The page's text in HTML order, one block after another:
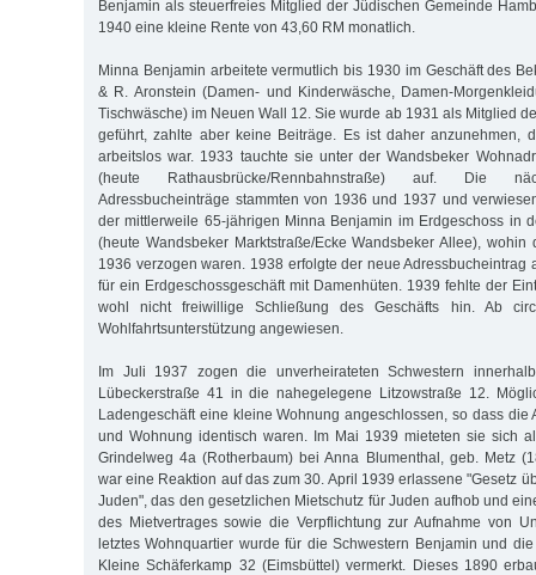
Benjamin als steuerfreies Mitglied der Jüdischen Gemeinde
1940 eine kleine Rente von 43,60 RM monatlich.
Minna Benjamin arbeitete vermutlich bis 1930 im Geschäft des
& R. Aronstein (Damen- und Kinderwäsche, Damen-
Tischwäsche) im Neuen Wall 12. Sie wurde ab 1931 als Mitglied
geführt, zahlte aber keine Beiträge. Es ist daher anzunehmen,
arbeitslos war. 1933 tauchte sie unter der Wandsbeker
(heute Rathausbrücke/Rennbahnstraße) auf. Die
Adressbucheinträge stammten von 1936 und 1937 und
der mittlerweile 65-jährigen Minna Benjamin im Erdgeschoss in
(heute Wandsbeker Marktstraße/Ecke Wandsbeker Allee),
1936 verzogen waren. 1938 erfolgte der neue Adressbucheintrag
für ein Erdgeschossgeschäft mit Damenhüten. 1939 fehlte der
wohl nicht freiwillige Schließung des Geschäfts hin. Ab
Wohlfahrtsunterstützung angewiesen.
Im Juli 1937 zogen die unverheirateten Schwestern
Lübeckerstraße 41 in die nahegelegene Litzowstraße 12.
Ladengeschäft eine kleine Wohnung angeschlossen, so dass die
und Wohnung identisch waren. Im Mai 1939 mieteten sie sich
Grindelweg 4a (Rotherbaum) bei Anna Blumenthal, geb. Metz
war eine Reaktion auf das zum 30. April 1939 erlassene "Gesetz
Juden", das den gesetzlichen Mietschutz für Juden aufhob und
des Mietvertrages sowie die Verpflichtung zur Aufnahme von
letztes Wohnquartier wurde für die Schwestern Benjamin und
Kleine Schäferkamp 32 (Eimsbüttel) vermerkt. Dieses 1890